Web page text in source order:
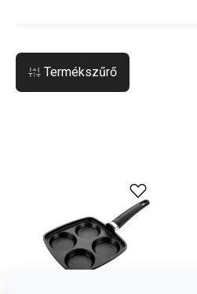
Termékszűrő